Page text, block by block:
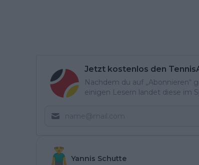
Jetzt kostenlos den
Nachdem du auf „Abonnieren“
einigen Lesern landet diese im
Yannis Schutte